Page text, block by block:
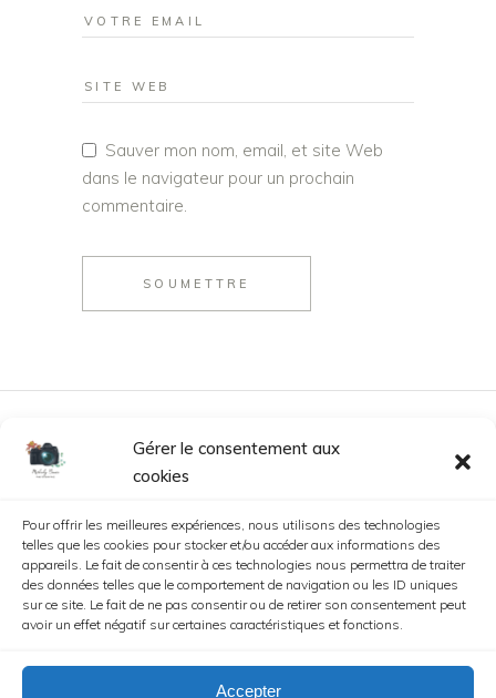
Gérer le consentement aux
cookies
Pour offrir les meilleures expériences, nous utilisons des technologies
telles que les cookies pour stocker et/ou accéder aux informations des
appareils. Le fait de consentir à ces technologies nous permettra de traiter
des données telles que le comportement de navigation ou les ID uniques
sur ce site. Le fait de ne pas consentir ou de retirer son consentement peut
avoir un effet négatif sur certaines caractéristiques et fonctions.
Accepter
Sauver mon nom, email, et site Web
dans le navigateur pour un prochain
commentaire.
SOUMETTRE
Copyright 2023Webcoding
C.G.V.